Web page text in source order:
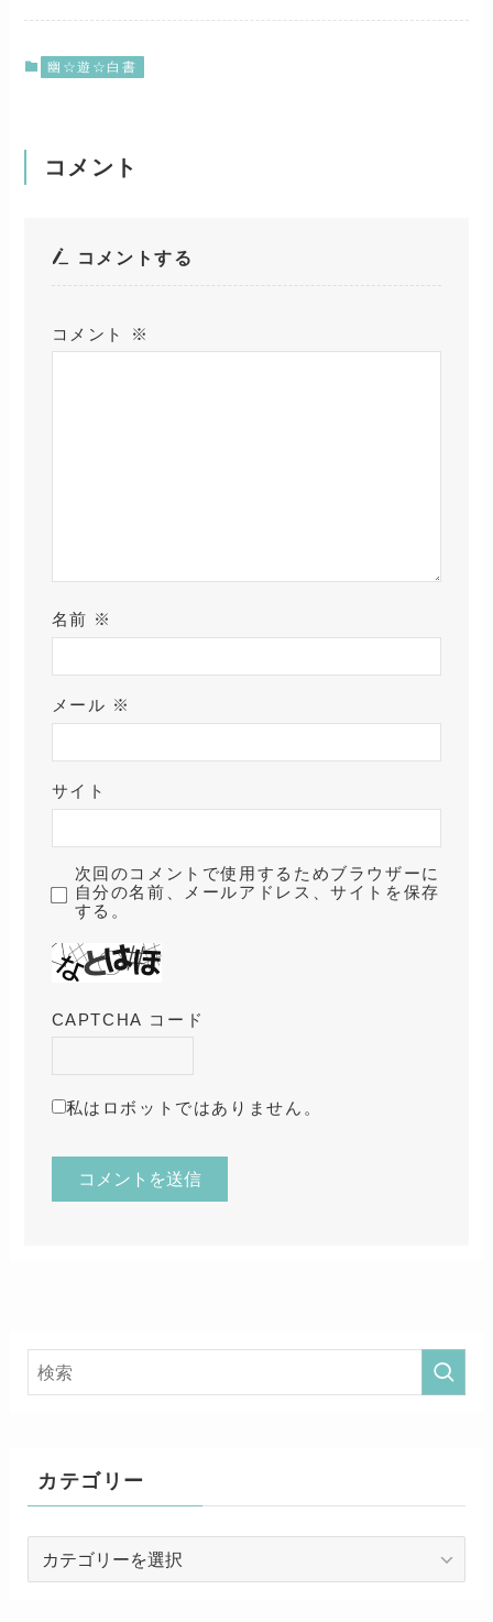
幽☆遊☆白書
コメント
コメントする
コメント ※
名前 ※
メール ※
サイト
次回のコメントで使用するためブラウザーに
自分の名前、メールアドレス、サイトを保存
する。
CAPTCHA コード
私はロボットではありません。
カテゴリー